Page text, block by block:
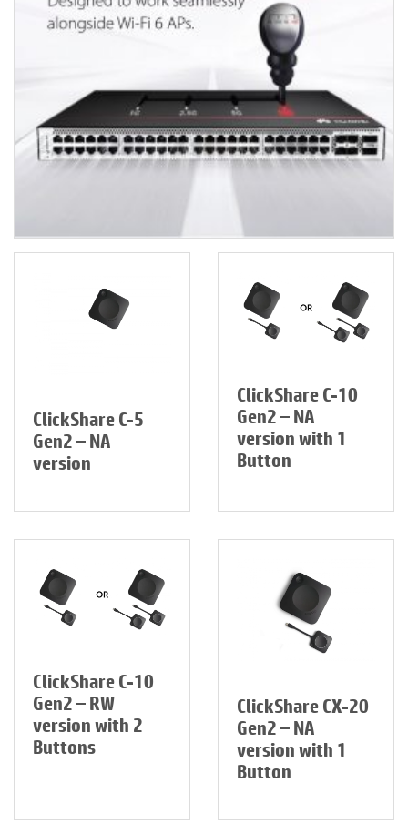
ClickShare C-5
Gen2 – NA
version
ClickShare C-10
Gen2 – NA
version with 1
Button
ClickShare C-10
Gen2 – RW
version with 2
Buttons
ClickShare CX-20
Gen2 – NA
version with 1
Button